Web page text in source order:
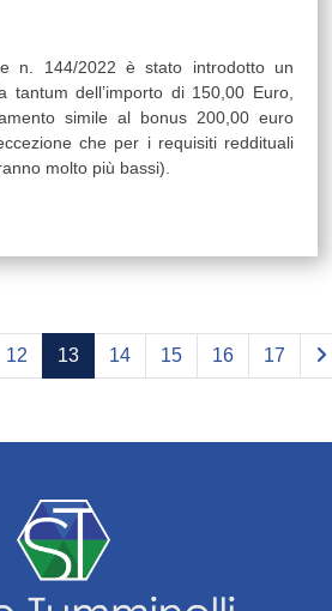
n. 144/2022 è stato introdotto un
tantum dell’importo di 150,00 Euro,
simile al bonus 200,00 euro
che per i requisiti reddituali
molto più bassi).
12 13 14 15 16 17